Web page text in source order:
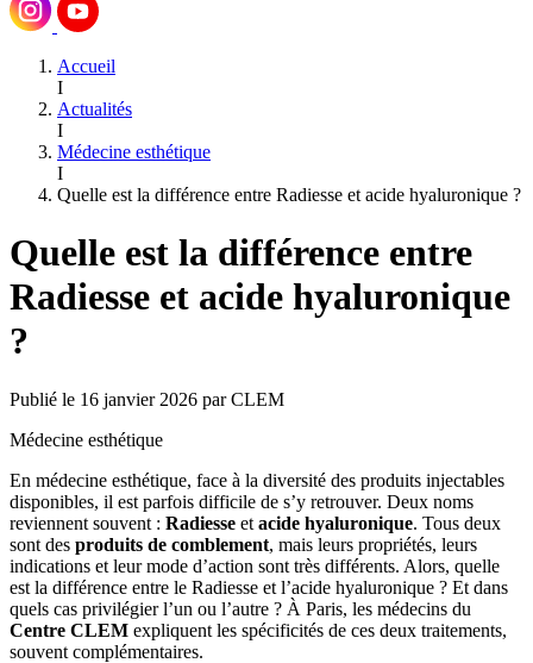
Accueil
I
Actualités
I
Médecine esthétique
I
Quelle est la différence entre Radiesse et acide hyaluronique ?
Quelle est la différence entre
Radiesse et acide hyaluronique
?
Publié le 16 janvier 2026 par CLEM
Médecine esthétique
En médecine esthétique, face à la diversité des produits injectables
disponibles, il est parfois difficile de s’y retrouver. Deux noms
reviennent souvent : Radiesse et acide hyaluronique. Tous deux
sont des produits de comblement, mais leurs propriétés, leurs
indications et leur mode d’action sont très différents. Alors, quelle
est la différence entre le Radiesse et l’acide hyaluronique ? Et dans
quels cas privilégier l’un ou l’autre ? À Paris, les médecins du
Centre CLEM expliquent les spécificités de ces deux traitements,
souvent complémentaires.